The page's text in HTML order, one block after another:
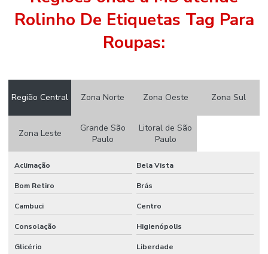
Etiqueta Para Roupas
Etiquetas Adesivas
Etiquetas Adesivas 105 X 50mm
Etiquetas Adesivas Em Couche No Paraná
Etiquetas Adesivas Em Rolos
Etiquetas Adesivas Em Rolos De Diversas Medidas
Etiquetas Adesivas Para Caixas
Etiquetas Adesivas Para Embalagens
Etiquetas Adesivas Para Impressora
Rolinho De Etiquetas Tag Para
Roupas:
Região Central Zona Norte Zona Oeste Zona Sul
Zona Leste
Grande São
Paulo
Litoral de São
Paulo
Aclimação Bela Vista
Bom Retiro Brás
Cambuci Centro
Consolação Higienópolis
Glicério Liberdade